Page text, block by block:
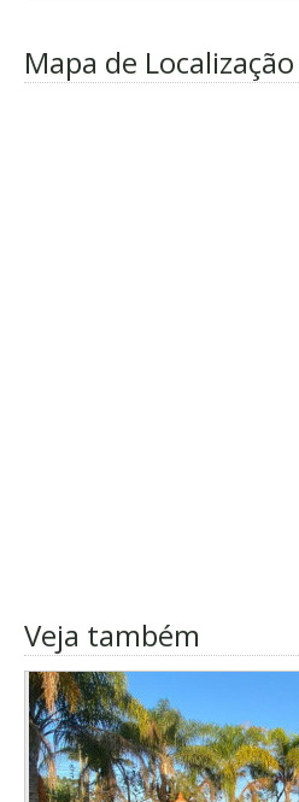
Mapa de Localização
Veja também